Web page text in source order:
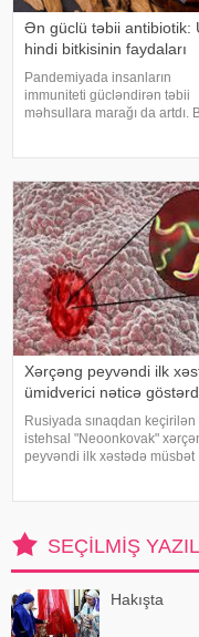
Ən güclü təbii antibiotik:
hindi bitkisinin faydaları
Pandemiyada insanların
immuniteti gücləndirən təbii
məhsullara marağı da artdı.
hindi bitkisi nədir?. xəbər
ə
Xərçəng peyvəndi ilk
ümidverici nəticə
Rusiyada sınaqdan keçirilən
istehsal "Neoonkovak"
peyvəndi ilk xəstədə müsbət
Mərkəzini
SEÇILMIŞ
Hakışta